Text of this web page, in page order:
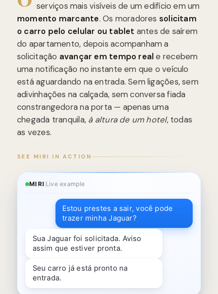
serviços mais visíveis de um edifício em um
momento marcante. Os moradores solicitam
o carro pelo celular ou tablet antes de saírem
do apartamento, depois acompanham a
solicitação avançar em tempo real e recebem
uma notificação no instante em que o veículo
está aguardando na entrada. Sem ligações, sem
adivinhações na calçada, sem conversa fiada
constrangedora na porta — apenas uma
chegada tranquila, à altura de um hotel, todas
as vezes.
SEE MIRI IN ACTION
MIRI Live example
Estou prestes a sair, você pode
trazer minha Jaguar?
Sua Jaguar foi solicitada. Aviso
assim que estiver pronta.
Seu carro já está pronto na
entrada.